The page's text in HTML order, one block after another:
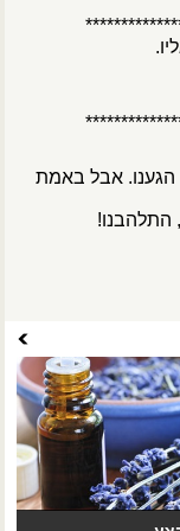
הגענו. אבל באמת
התלהבנו!